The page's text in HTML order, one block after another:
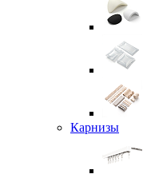
Карнизы